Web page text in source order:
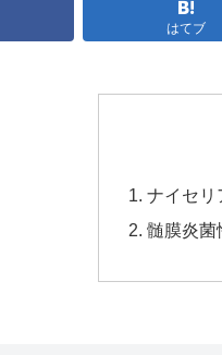
はてブ
ナイセリ
髄膜炎菌